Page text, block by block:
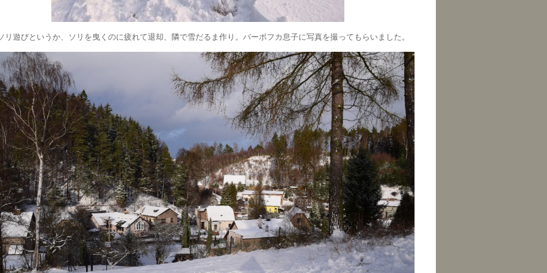
リ遊びというか、ソリを曳くのに疲れて退却、隣で雪だるま作り。バーボフカ息子に写真を撮ってもらいました。